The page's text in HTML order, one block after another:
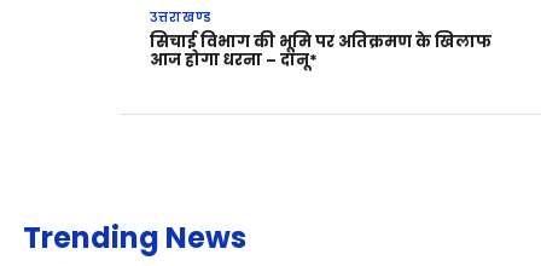
उत्तराखण्ड
सिचाई विभाग की भूमि पर अतिक्रमण के खिलाफ
आज होगा धरना – दानू*
Trending News